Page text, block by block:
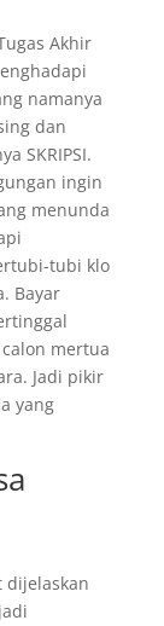
Akhir
namanya
dan
SKRIPSI.
ingin
menunda
tubi klo
Bayar
mertua
Jadi pikir
yang
dijelaskan